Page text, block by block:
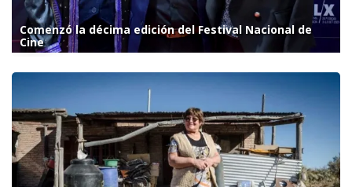
Comenzó la décima edición del Festival Nacional de
Cine